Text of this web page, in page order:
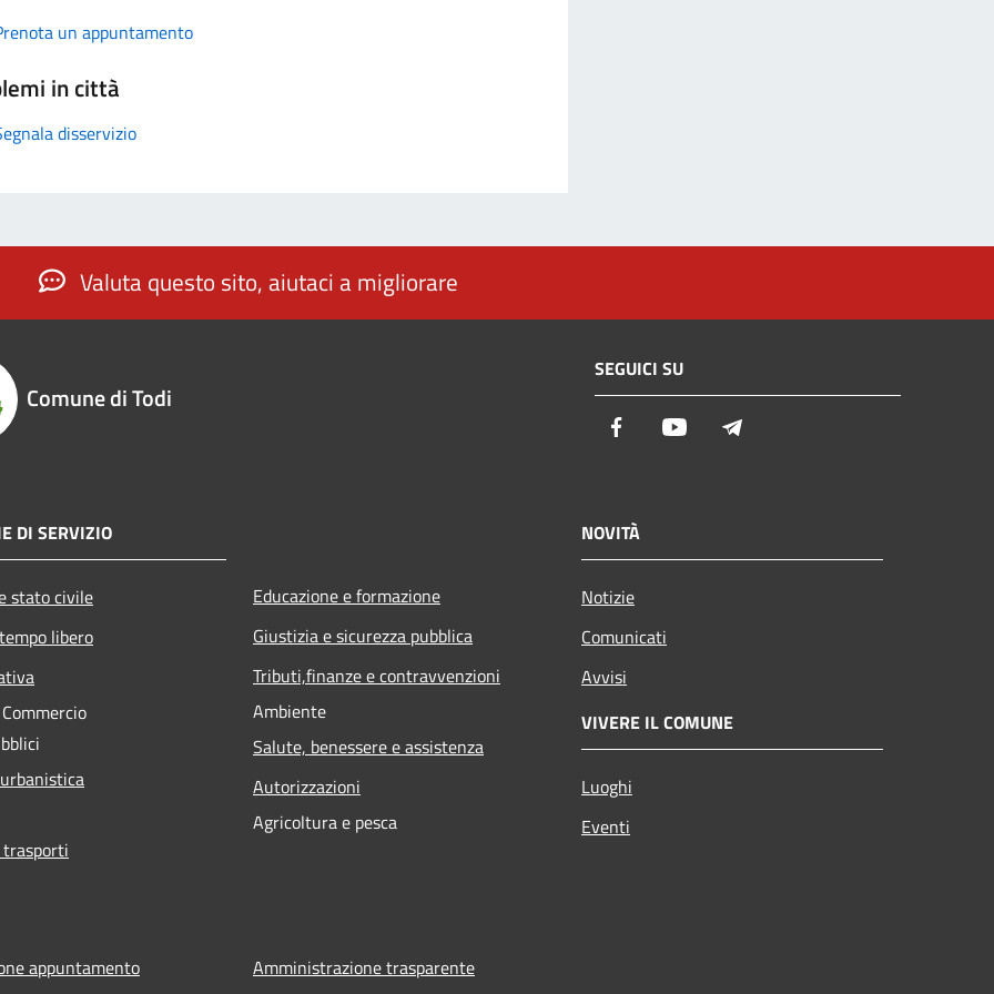
un appuntamento
in città
disservizio
Valuta questo sito, aiutaci a migliorare
Comune di Todi
SEGUICI SU
Facebook Youtube
DI SERVIZIO
stato civile
libero
Educazione e formazione
Giustizia e sicurezza pubblica
Tributi,finanze e contravvenzioni
Ambiente
Salute, benessere e assistenza
Autorizzazioni
Agricoltura e pesca
NOVITÀ
Notizie
Comunicati
Avvisi
VIVERE IL COMUNE
Luoghi
Eventi
appuntamento Amministrazione trasparente